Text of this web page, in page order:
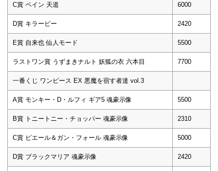
C賞 ペイン 天道 6000
D賞 キラービー 2420
E賞 自来也 仙人モード 5500
ラストワン賞 うずまきナルト 妖狐の衣 六本目 7700
一番くじ ワンピース EX 悪魔を宿す者達 vol.3
A賞 モンキー・D・ルフィ ギア5 魂豪示像 5500
B賞 トニートニー・チョッパー 魂豪示像 2310
C賞 ピエール＆ガン・フォール 魂豪示像 5000
D賞 ブラックマリア 魂豪示像 2420